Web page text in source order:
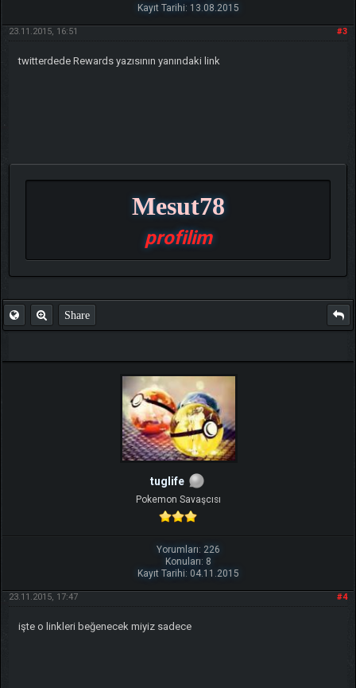
Kayıt Tarihi: 13.08.2015
#3
23.11.2015, 16:51
twitterdede Rewards yazısının yanındaki link
Mesut78
profilim
Share
tuglife
Pokemon Savaşcısı
Yorumları: 226
Konuları: 8
Kayıt Tarihi: 04.11.2015
#4
23.11.2015, 17:47
işte o linkleri beğenecek miyiz sadece